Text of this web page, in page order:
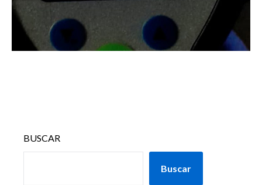
BUSCAR
Buscar